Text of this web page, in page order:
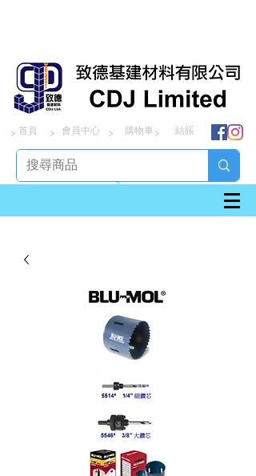
> > > >
首頁 會員中心 購物車 結賬